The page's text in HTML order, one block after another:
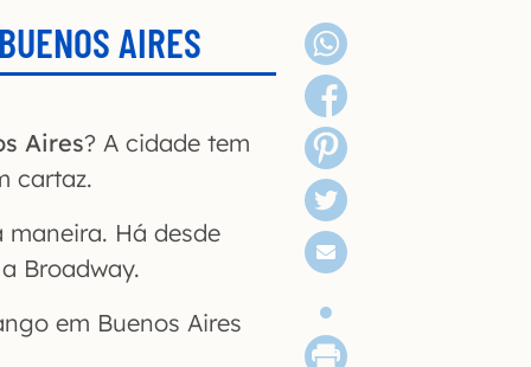
AIRES
Aires? A cidade tem
cartaz.
Há desde
Broadway.
em Buenos Aires